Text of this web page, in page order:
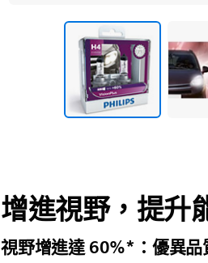
增進視野，提升
視野增進達 60%*：優異品